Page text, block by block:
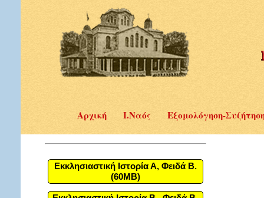
Αρχική Ι.Ναός Εξομολόγηση-
Εκκλησιαστική Ιστορία Α, Φειδά Β.
(60MB)